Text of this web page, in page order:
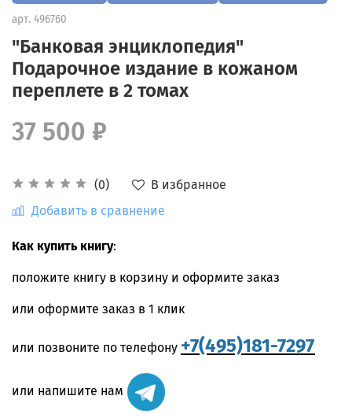
арт. 496760
"Банковая энциклопедия"
Подарочное издание в кожаном
переплете в 2 томах
(0)
В избранное
Добавить в сравнение
37 500 ₽
Как купить книгу:
положите книгу в корзину и оформите заказ
или оформите заказ в 1 клик
или позвоните по телефону +7(495)181-7297
или напишите нам